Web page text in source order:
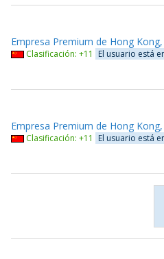
Empresa Premium de Hong Kong,
Clasificación: +11
El usuario está
Empresa Premium de Hong Kong,
Clasificación: +11
El usuario está